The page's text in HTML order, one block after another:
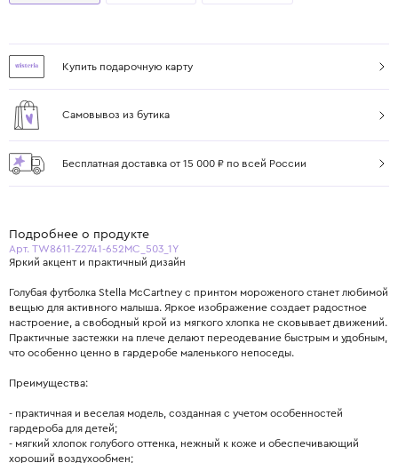
Купить подарочную карту
Самовывоз из бутика
Бесплатная доставка от 15 000 ₽ по всей России
Подробнее о продукте
Арт. TW8611-Z2741-652MC_503_1Y
Яркий акцент и практичный дизайн
Голубая футболка Stella McCartney с принтом мороженого станет любимой
вещью для активного малыша. Яркое изображение создает радостное
настроение, а свободный крой из мягкого хлопка не сковывает движений.
Практичные застежки на плече делают переодевание быстрым и удобным,
что особенно ценно в гардеробе маленького непоседы.
Преимущества:
- практичная и веселая модель, созданная с учетом особенностей
гардероба для детей;
- мягкий хлопок голубого оттенка, нежный к коже и обеспечивающий
хороший воздухообмен;